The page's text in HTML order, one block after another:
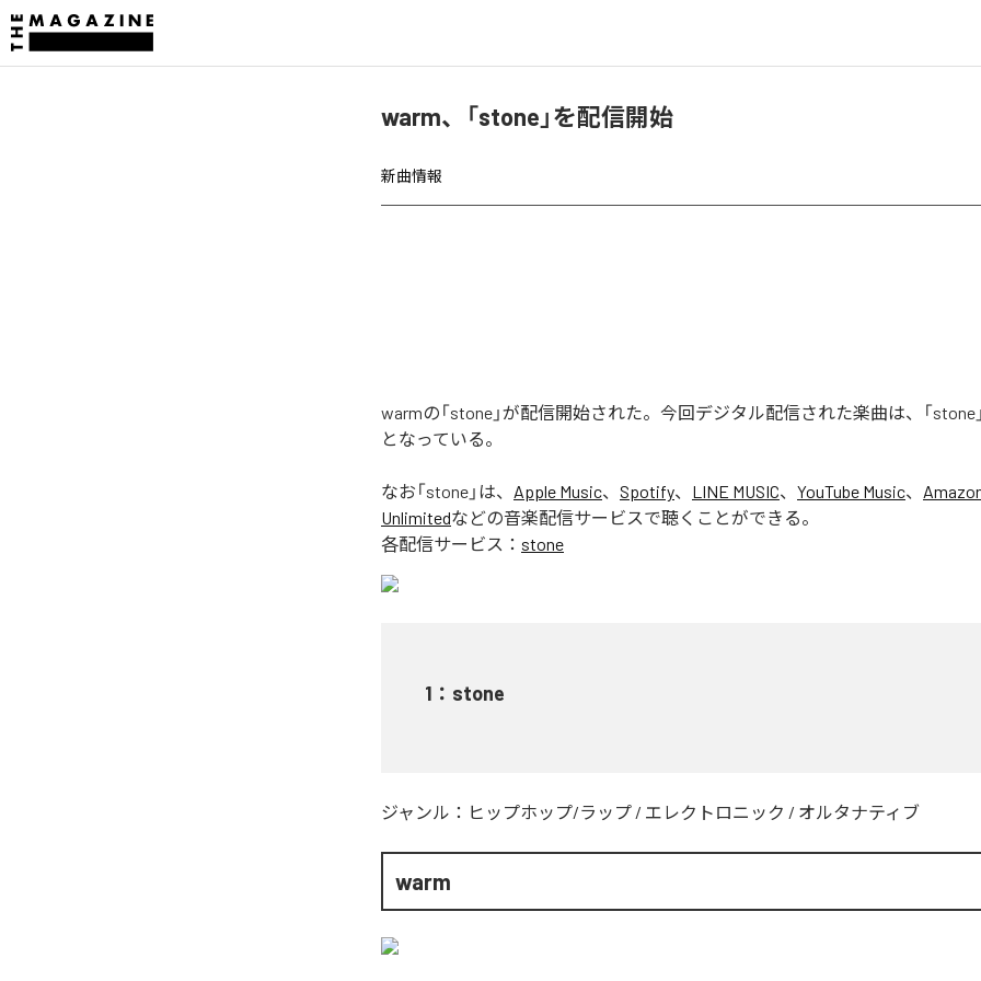
warm、「stone」を配信開始
新曲情報
warmの「stone」が配信開始された。今回デジタル配信された楽曲は、「stone
となっている。
なお「stone 」は、 Apple Music、 Spotify、 LINE MUSIC、 YouTube Music、
Unlimitedなどの音楽配信サービスで聴くことができる。
各配信サービス： stone
1 ： stone
ジャンル： ヒップホップ/ラップ / エレクトロニック / オルタナティブ
warm